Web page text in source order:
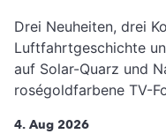
Drei Neuheiten, drei
Luftfahrtgeschichte
auf Solar-Quarz und
roségoldfarbene TV-
4. Aug 2026